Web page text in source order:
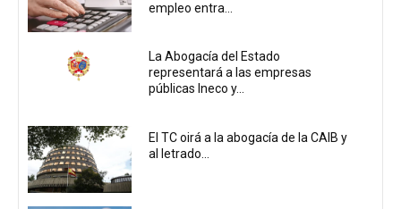
empleo entra...
La Abogacía del Estado
representará a las empresas
públicas Ineco y...
El TC oirá a la abogacía de la CAIB y
al letrado...